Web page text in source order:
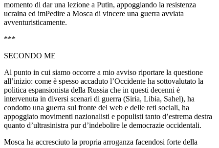
momento di dar una lezione a Putin, appoggiando la resistenza
ucraina ed imPedire a Mosca di vincere una guerra avviata
avventuristicamente.
***
SECONDO ME
Al punto in cui siamo occorre a mio avviso riportare la questione
all’inizio: come è spesso accaduto l’Occidente ha sottovalutato la
politica espansionista della Russia che in questi decenni è
intervenuta in diversi scenari di guerra (Siria, Libia, Sahel), ha
condotto una guerra sul fronte del web e delle reti sociali, ha
appoggiato movimenti nazionalisti e populisti tanto d’estrema destra
quanto d’ultrasinistra pur d’indebolire le democrazie occidentali.
Mosca ha accresciuto la propria arroganza facendosi forte della